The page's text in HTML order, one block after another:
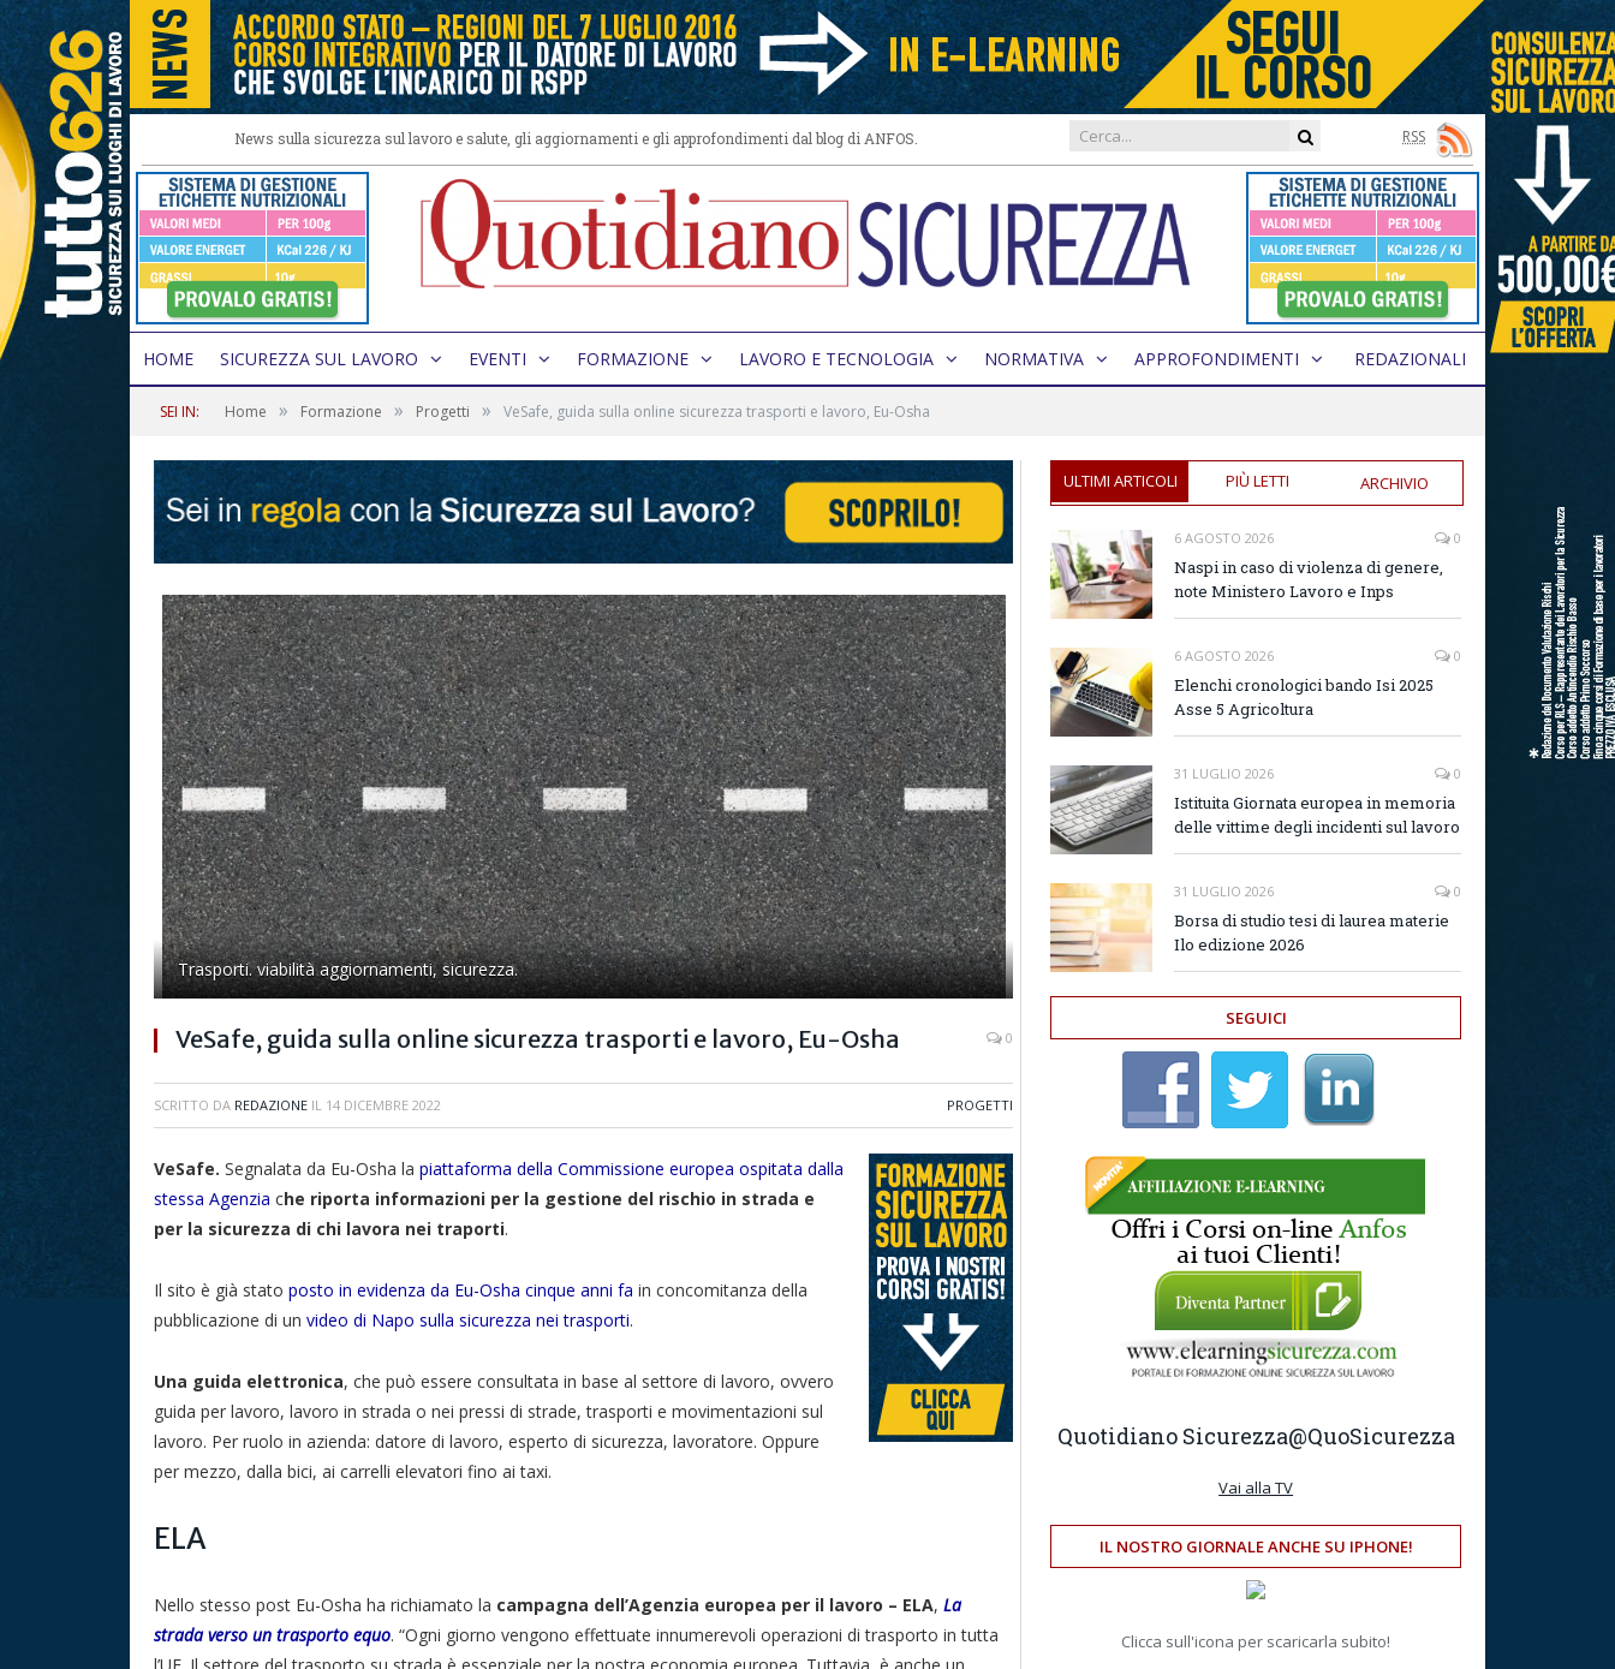
News sulla sicurezza sul lavoro e salute, gli aggiornamenti e gli approfondimenti dal blog di ANFOS. RSS
HOME SICUREZZA SUL LAVORO EVENTI FORMAZIONE LAVORO E TECNOLOGIA NORMATIVA APPROFONDIMENTI REDAZIONALI
SEI IN: Home » Formazione » Progetti » VeSafe, guida sulla online sicurezza trasporti e lavoro, Eu-Osha
Trasporti. viabilità aggiornamenti, sicurezza.
VeSafe, guida sulla online sicurezza trasporti e lavoro, Eu-Osha 0
SCRITTO DA REDAZIONE IL 14 DICEMBRE 2022 PROGETTI
VeSafe. Segnalata da Eu-Osha la piattaforma della Commissione europea ospitata dalla
stessa Agenzia che riporta informazioni per la gestione del rischio in strada e
per la sicurezza di chi lavora nei traporti.
Il sito è già stato posto in evidenza da Eu-Osha cinque anni fa in concomitanza della
pubblicazione di un video di Napo sulla sicurezza nei trasporti.
Una guida elettronica, che può essere consultata in base al settore di lavoro, ovvero
guida per lavoro, lavoro in strada o nei pressi di strade, trasporti e movimentazioni sul
lavoro. Per ruolo in azienda: datore di lavoro, esperto di sicurezza, lavoratore. Oppure
per mezzo, dalla bici, ai carrelli elevatori fino ai taxi.
ELA
Nello stesso post Eu-Osha ha richiamato la campagna dell’Agenzia europea per il lavoro – ELA, La
strada verso un trasporto equo. “Ogni giorno vengono effettuate innumerevoli operazioni di trasporto in tutta
ULTIMI ARTICOLI PIÙ LETTI ARCHIVIO
6 AGOSTO 2026 0
Naspi in caso di violenza di genere,
note Ministero Lavoro e Inps
6 AGOSTO 2026 0
Elenchi cronologici bando Isi 2025
Asse 5 Agricoltura
31 LUGLIO 2026 0
Istituita Giornata europea in memoria
delle vittime degli incidenti sul lavoro
31 LUGLIO 2026 0
Borsa di studio tesi di laurea materie
Ilo edizione 2026
SEGUICI
Quotidiano Sicurezza@QuoSicurezza
Vai alla TV
IL NOSTRO GIORNALE ANCHE SU IPHONE!
Clicca sull'icona per scaricarla subito!